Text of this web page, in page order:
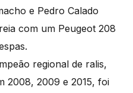
e Pedro Calado
com um Peugeot 208
regional de ralis,
2008, 2009 e 2015, foi